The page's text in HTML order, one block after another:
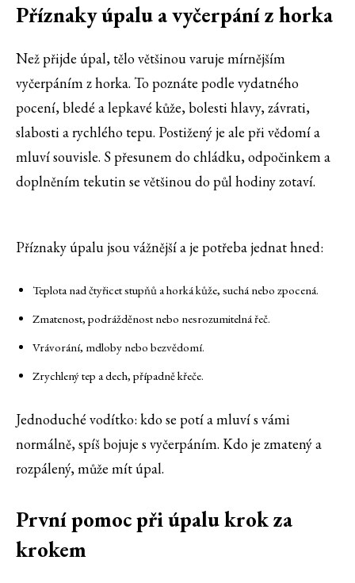
Příznaky úpalu a vyčerpání z horka
Než přijde úpal, tělo většinou varuje mírnějším
vyčerpáním z horka. To poznáte podle vydatného
pocení, bledé a lepkavé kůže, bolesti hlavy, závrati,
slabosti a rychlého tepu. Postižený je ale při vědomí a
mluví souvisle. S přesunem do chládku, odpočinkem a
doplněním tekutin se většinou do půl hodiny zotaví.
Příznaky úpalu jsou vážnější a je potřeba jednat hned:
Teplota nad čtyřicet stupňů a horká kůže, suchá nebo zpocená.
Zmatenost, podrážděnost nebo nesrozumitelná řeč.
Vrávorání, mdloby nebo bezvědomí.
Zrychlený tep a dech, případně křeče.
Jednoduché vodítko: kdo se potí a mluví s vámi
normálně, spíš bojuje s vyčerpáním. Kdo je zmatený a
rozpálený, může mít úpal.
První pomoc při úpalu krok za
krokem